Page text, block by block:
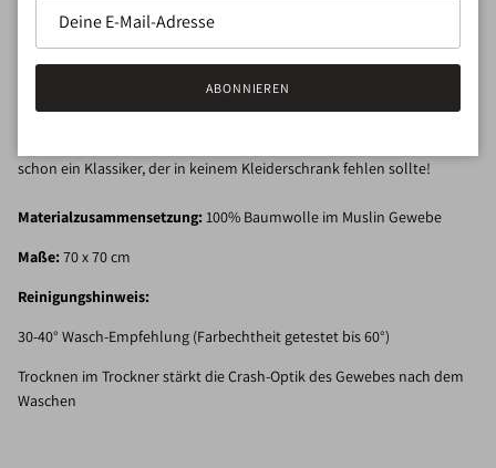
Ein vielseitiges Tuch vonWAYDA.
Es kühlt im Sommer, es wärmt im Winter - Muselin stammt traditionell
schon ein Klassiker, der in keinem Kleiderschrank fehlen sollte!
Materialzusammensetzung: 100% Baumwolle im Muslin Gewebe
Maße: 70 x 70 cm
Reinigungshinweis:
30-40° Wasch-Empfehlung (Farbechtheit getestet bis 60°)
Trocknen im Trockner stärkt die Crash-Optik des Gewebes nach dem
Waschen
ABONNIEREN